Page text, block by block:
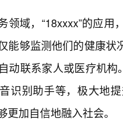
领域，“18xxxx”的应
能够监测他们的健康
动联系家人或医疗机
识别助手等，极大地
更加自信地融入社会。